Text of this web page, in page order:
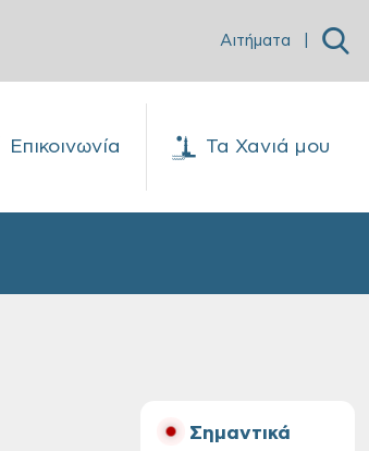
Αιτήματα
Επικοινωνία Τα Χανιά μου
Σημαντικά